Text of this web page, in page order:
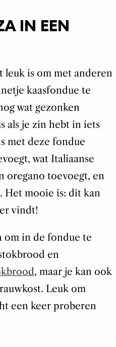
IN EEN
leuk is om met anderen
kaasfondue te
wat gezonken
als je zin hebt in iets
met deze fondue
wat Italiaanse
oregano toevoegt, en
. Het mooie is: dit kan
vindt!
om in de fondue te
en
, maar je kan ook
Leuk om
een keer proberen